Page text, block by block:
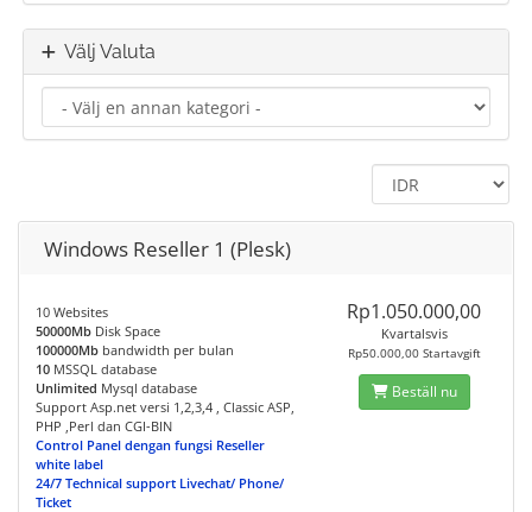
Välj Valuta
Windows Reseller 1 (Plesk)
10 Websites
50000Mb Disk Space
100000Mb bandwidth per bulan
10 MSSQL database
Unlimited Mysql database
Support Asp.net versi 1,2,3,4 , Classic ASP,
PHP ,Perl dan CGI-BIN
Control Panel dengan fungsi Reseller
white label
24/7 Technical support Livechat/ Phone/
Ticket
Rp1.050.000,00
Kvartalsvis
Rp50.000,00 Startavgift
Beställ nu